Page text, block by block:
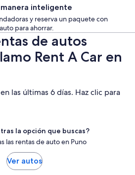
inteligente
y reserva un paquete con
para ahorrar.
de autos
Rent A Car en
las últimas 6 días. Haz clic para
la opción que buscas?
las rentas de auto en Puno
Ver autos